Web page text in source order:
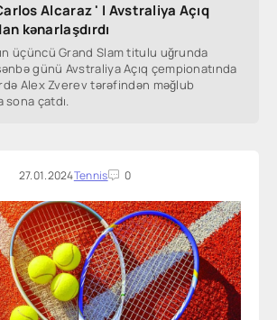
Alcaraz ' I Avstraliya Açıq
kənarlaşdırdı
üçüncü Grand Slam titulu uğrunda
günü Avstraliya Açıq çempionatında
Alex Zverev tərəfindən məğlub
çatdı.
27.01.2024Tennis 0